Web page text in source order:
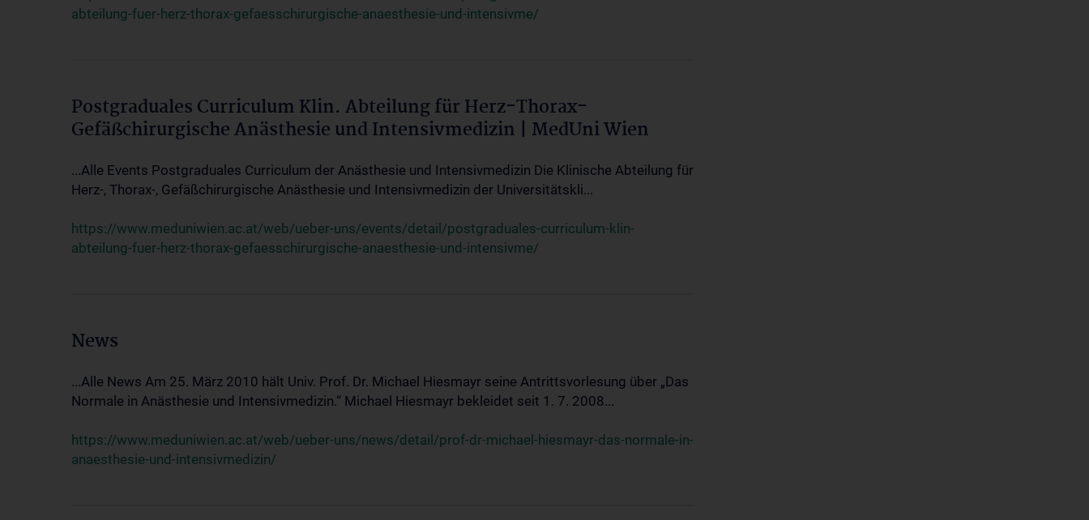
abteilung-fuer-herz-thorax-gefaesschirurgische-anaesthesie-und-intensivme/
Postgraduales Curriculum Klin. Abteilung für Herz-Thorax-
Gefäßchirurgische Anästhesie und Intensivmedizin | MedUni Wien
...Alle Events Postgraduales Curriculum der Anästhesie und Intensivmedizin Die Klinische Abteilung für
Herz-, Thorax-, Gefäßchirurgische Anästhesie und Intensivmedizin der Universitätskli...
https://www.meduniwien.ac.at/web/ueber-uns/events/detail/postgraduales-curriculum-klin-
abteilung-fuer-herz-thorax-gefaesschirurgische-anaesthesie-und-intensivme/
News
...Alle News Am 25. März 2010 hält Univ. Prof. Dr. Michael Hiesmayr seine Antrittsvorlesung über „Das
Normale in Anästhesie und Intensivmedizin.“ Michael Hiesmayr bekleidet seit 1. 7. 2008...
https://www.meduniwien.ac.at/web/ueber-uns/news/detail/prof-dr-michael-hiesmayr-das-normale-in-
anaesthesie-und-intensivmedizin/